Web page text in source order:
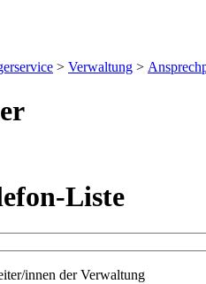
> Verwaltung >
Liste
innen der Verwaltung